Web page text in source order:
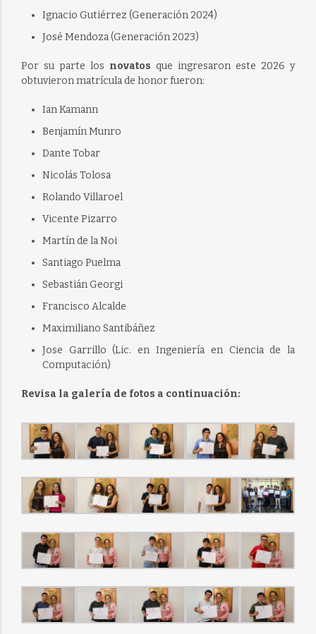
Ignacio Gutiérrez (Generación 2024)
José Mendoza (Generación 2023)
Por su parte los novatos que ingresaron este 2026 y
obtuvieron matrícula de honor fueron:
Ian Kamann
Benjamín Munro
Dante Tobar
Nicolás Tolosa
Rolando Villaroel
Vicente Pizarro
Martín de la Noi
Santiago Puelma
Sebastián Georgi
Francisco Alcalde
Maximiliano Santibáñez
Jose Garrillo (Lic. en Ingeniería en Ciencia de la
Computación)
Revisa la galería de fotos a continuación: